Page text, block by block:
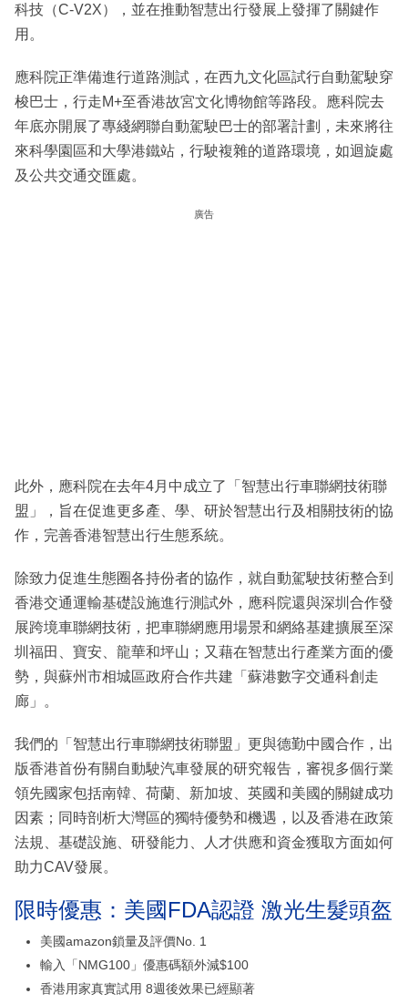
科技（C-V2X），並在推動智慧出行發展上發揮了關鍵作
用。
應科院正準備進行道路測試，在西九文化區試行自動駕駛穿
梭巴士，行走M+至香港故宮文化博物館等路段。應科院去
年底亦開展了專綫網聯自動駕駛巴士的部署計劃，未來將往
來科學園區和大學港鐵站，行駛複雜的道路環境，如迴旋處
及公共交通交匯處。
廣告
此外，應科院在去年4月中成立了「智慧出行車聯網技術聯
盟」，旨在促進更多產、學、研於智慧出行及相關技術的協
作，完善香港智慧出行生態系統。
除致力促進生態圈各持份者的協作，就自動駕駛技術整合到
香港交通運輸基礎設施進行測試外，應科院還與深圳合作發
展跨境車聯網技術，把車聯網應用場景和網絡基建擴展至深
圳福田、寶安、龍華和坪山；又藉在智慧出行產業方面的優
勢，與蘇州市相城區政府合作共建「蘇港數字交通科創走
廊」。
我們的「智慧出行車聯網技術聯盟」更與德勤中國合作，出
版香港首份有關自動駛汽車發展的研究報告，審視多個行業
領先國家包括南韓、荷蘭、新加坡、英國和美國的關鍵成功
因素；同時剖析大灣區的獨特優勢和機遇，以及香港在政策
法規、基礎設施、研發能力、人才供應和資金獲取方面如何
助力CAV發展。
限時優惠：美國FDA認證 激光生髮頭盔
美國amazon鎖量及評價No. 1
輸入「NMG100」優惠碼額外減$100
香港用家真實試用 8週後效果已經顯著